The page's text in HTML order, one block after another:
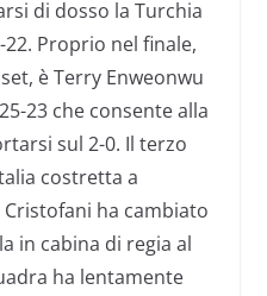
di dosso la Turchia
Proprio nel finale,
è Terry Enweonwu
23 che consente alla
sul 2-0. Il terzo
costretta a
ha cambiato
in cabina di regia al
ha lentamente